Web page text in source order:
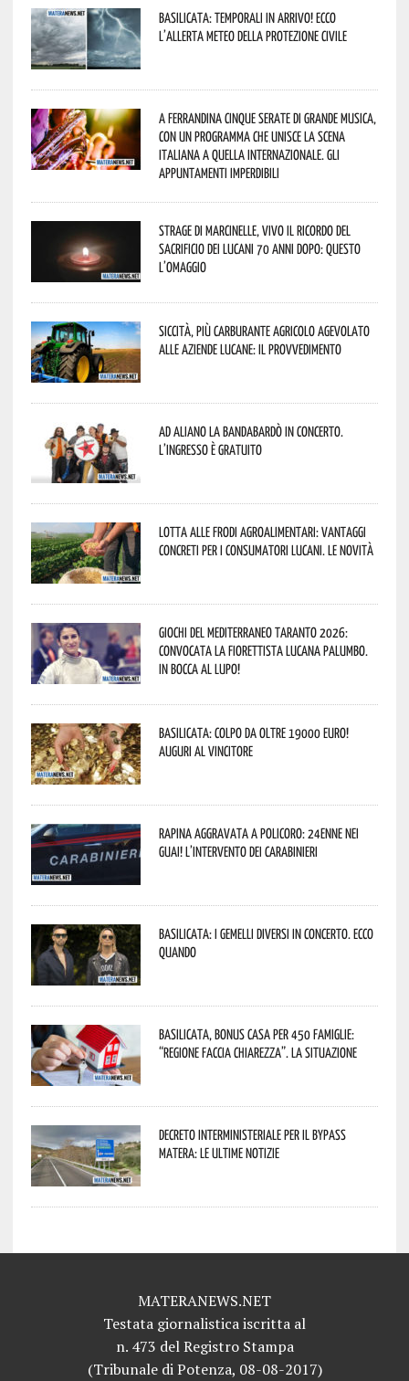
Basilicata: temporali in arrivo! Ecco
l’allerta meteo della Protezione civile
A Ferrandina cinque serate di grande musica,
con un programma che unisce la scena
italiana a quella internazionale. Gli
appuntamenti imperdibili
Strage di Marcinelle, vivo il ricordo del
sacrificio dei lucani 70 anni dopo: questo
l’omaggio
Siccità, più carburante agricolo agevolato
alle aziende lucane: il provvedimento
Ad Aliano la Bandabardò in concerto.
L’ingresso è gratuito
Lotta alle frodi agroalimentari: vantaggi
concreti per i consumatori lucani. Le novità
Giochi del Mediterraneo Taranto 2026:
convocata la fiorettista lucana Palumbo.
In bocca al lupo!
Basilicata: colpo da oltre 19000 Euro!
Auguri al vincitore
Rapina aggravata a Policoro: 24enne nei
guai! L’intervento dei Carabinieri
Basilicata: i Gemelli DiVersi in concerto. Ecco
quando
Basilicata, Bonus casa per 450 famiglie:
“Regione faccia chiarezza”. La situazione
Decreto interministeriale per il Bypass
Matera: le ultime notizie
MATERANEWS.NET
Testata giornalistica iscritta al
n. 473 del Registro Stampa
(Tribunale di Potenza, 08-08-2017)